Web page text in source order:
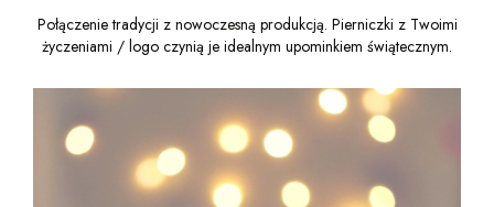
Połączenie tradycji z nowoczesną produkcją. Pierniczki z Twoimi
życzeniami / logo czynią je idealnym upominkiem świątecznym.